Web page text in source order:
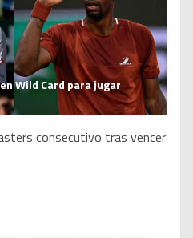
Wild Card para jugar